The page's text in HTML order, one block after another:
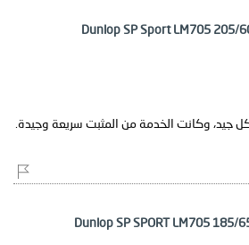
جيد، وكانت الخدمة من المثبت سريعة وجيدة.